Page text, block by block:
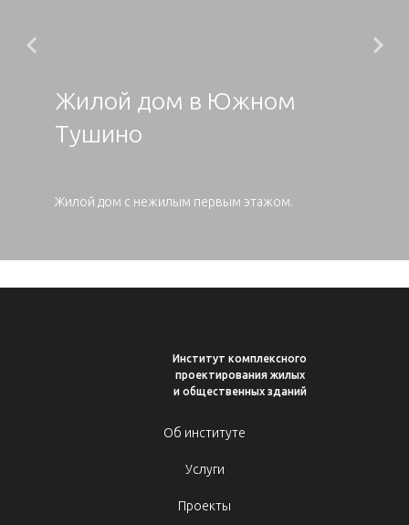
Жилой дом в Южном
Тушино
Жилой дом с нежилым первым этажом.
Институт комплексного
проектирования жилых
и общественных зданий
Об институте
Услуги
Проекты